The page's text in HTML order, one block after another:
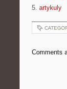
5. artykuly
Comments